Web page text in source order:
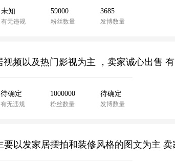
未知
有无违规
59000
粉丝数量
3685
发博数量
待确定
有无违规
1000000
粉丝数量
待确定
发博数量